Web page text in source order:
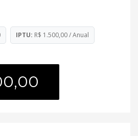
IPTU: R$ 1.500,00 / Anual